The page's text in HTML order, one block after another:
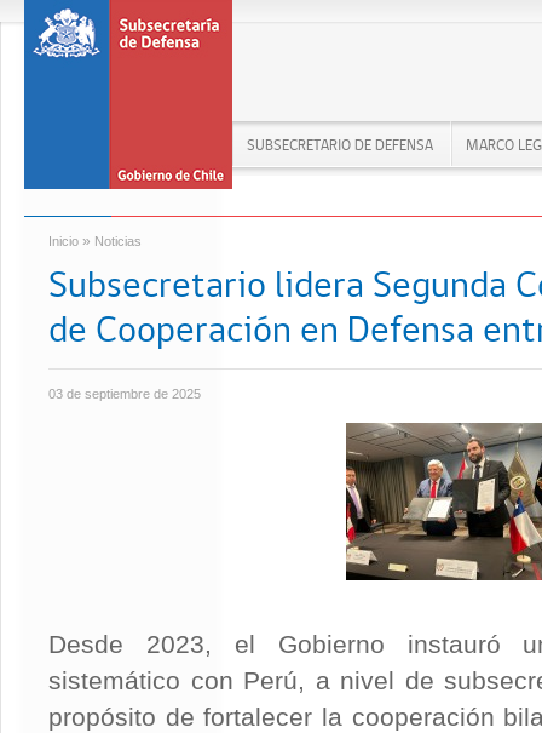
SUBSECRETARIO DE DEFENSA MARCO
Inicio » Noticias
Subsecretario lidera Segunda
de Cooperación en Defensa
03 de septiembre de 2025
Desde 2023, el Gobierno instauró
sistemático con Perú, a nivel de
propósito de fortalecer la cooperación